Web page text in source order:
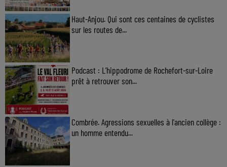
Haut-Anjou. Qui sont ces centaines de cyclistes
sur les routes de...
Podcast : L’hippodrome de Rochefort-sur-Loire
prêt à retrouver son...
Combrée. Agressions sexuelles à l'ancien collège :
un homme entendu...